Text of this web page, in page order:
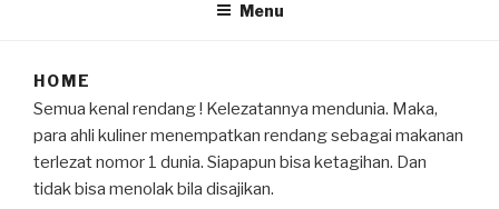
Menu
HOME
Semua kenal rendang ! Kelezatannya mendunia. Maka,
para ahli kuliner menempatkan rendang sebagai makanan
terlezat nomor 1 dunia. Siapapun bisa ketagihan. Dan
tidak bisa menolak bila disajikan.